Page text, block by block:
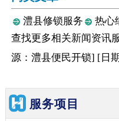
澧县修锁服务
热心
查找更多相关新闻资讯
源：澧县便民开锁] [日
服务项目